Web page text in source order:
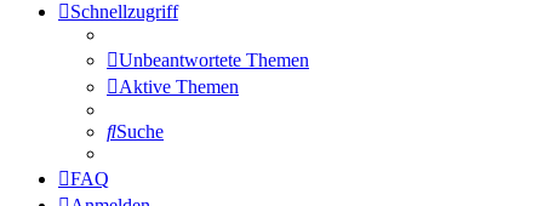
Schnellzugriff
Unbeantwortete Themen
Aktive Themen
Suche
FAQ